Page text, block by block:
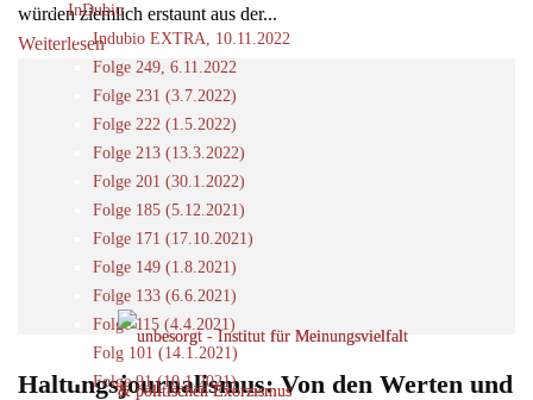
InDubio
Indubio EXTRA, 10.11.2022
Folge 249, 6.11.2022
Folge 231 (3.7.2022)
Folge 222 (1.5.2022)
Folge 213 (13.3.2022)
Folge 201 (30.1.2022)
Folge 185 (5.12.2021)
Folge 171 (17.10.2021)
Folge 149 (1.8.2021)
Folge 133 (6.6.2021)
Folge 115 (4.4.2021)
Folg 101 (14.1.2021)
Folge 91 (10.1.2021)
würden ziemlich erstaunt aus der...
Weiterlesen
Haltungsjournalismus: Von den Werten und